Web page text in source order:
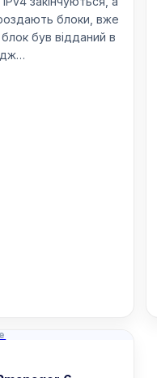
роздають блоки, вже
був відданий в